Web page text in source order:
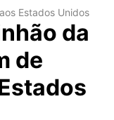
Estados Unidos
da
de